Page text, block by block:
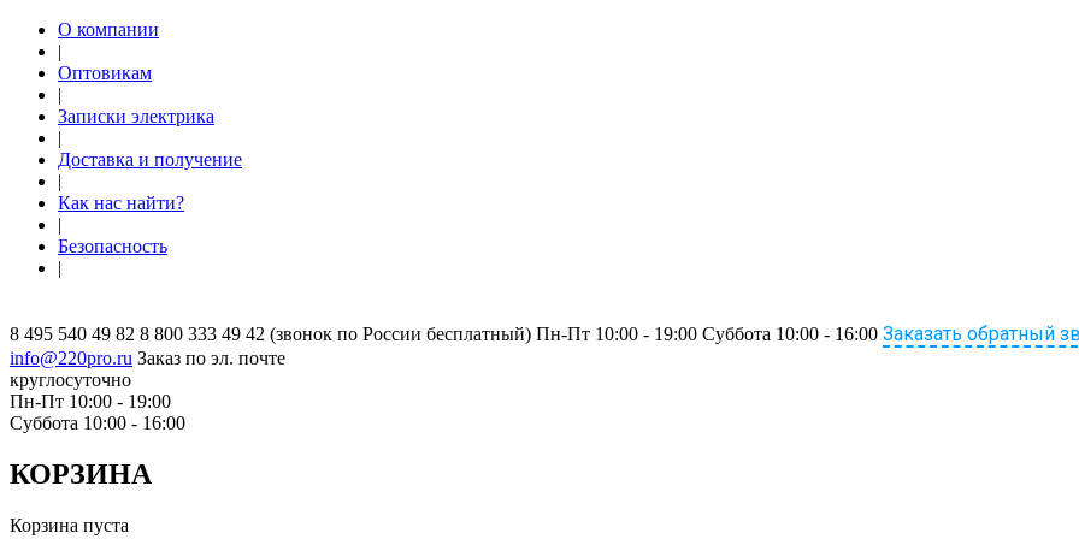
О компании
|
Оптовикам
|
Записки электрика
|
Доставка и получение
|
Как нас найти?
|
Безопасность
|
8 495 540 49 82 8 800 333 49 42 (звонок по России бесплатный) Пн-Пт 10:00 - 19:00 Суббота 10:00 - 16:00 Заказать обратный
info@220pro.ru Заказ по эл. почте
круглосуточно
Пн-Пт 10:00 - 19:00
Суббота 10:00 - 16:00
КОРЗИНА
Корзина пуста